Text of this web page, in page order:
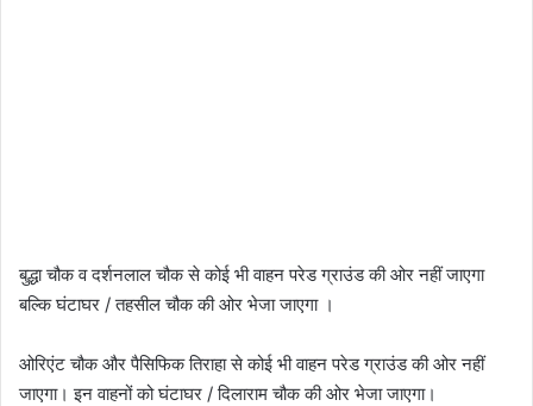
बुद्धा चौक व दर्शनलाल चौक से कोई भी वाहन परेड ग्राउंड की ओर नहीं जाएगा
बल्कि घंटाघर / तहसील चौक की ओर भेजा जाएगा ।
ओरिएंट चौक और पैसिफिक तिराहा से कोई भी वाहन परेड ग्राउंड की ओर नहीं
जाएगा। इन वाहनों को घंटाघर / दिलाराम चौक की ओर भेजा जाएगा।